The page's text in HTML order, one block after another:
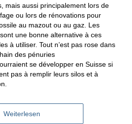
mais aussi principalement lors de
ou lors de rénovations pour
au mazout ou au gaz. Les
une bonne alternative à ces
à utiliser. Tout n’est pas rose dans
des pénuries
se développer en Suisse si
pas à remplir leurs silos et à
Weiterlesen